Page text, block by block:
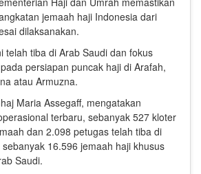
jemaah haji Indonesia dari
dilaksanakan.
telah tiba di Arab Saudi dan fokus
persiapan puncak haji di Arafah,
atau Armuzna.
Maria Assegaff, mengatakan
terbaru, sebanyak 527 kloter
dan 2.098 petugas telah tiba di
16.596 jemaah haji khusus
Saudi.